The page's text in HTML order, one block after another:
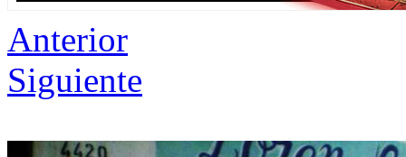
Anterior
Siguiente